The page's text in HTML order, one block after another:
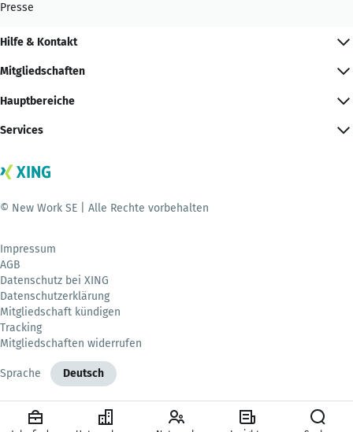
Presse
Hilfe & Kontakt
Mitgliedschaften
Hauptbereiche
Services
© New Work SE | Alle Rechte vorbehalten
Impressum
AGB
Datenschutz bei XING
Datenschutzerklärung
Mitgliedschaft kündigen
Tracking
Mitgliedschaften widerrufen
Sprache Deutsch